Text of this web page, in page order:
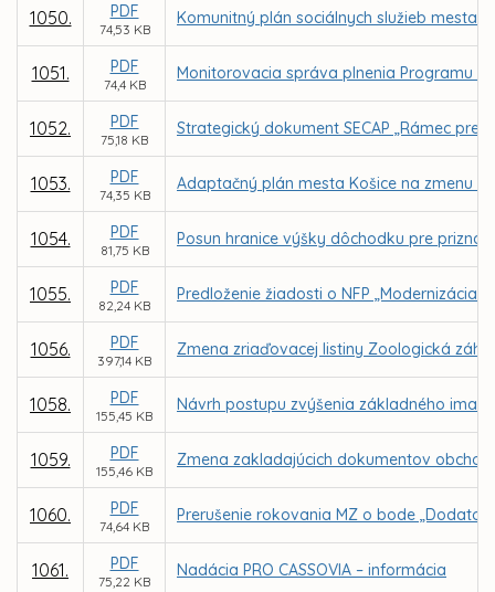
1050. PDF
74,53 KB
Komunitný plán sociálnych služieb mesta
1051. PDF
74,4 KB
Monitorovacia správa plnenia Programu
1052. PDF
75,18 KB
Strategický dokument SECAP „Rámec
1053. PDF
74,35 KB
Adaptačný plán mesta Košice na zmenu
1054. PDF
81,75 KB
Posun hranice výšky dôchodku pre
1055. PDF
82,24 KB
Predloženie žiadosti o NFP
1056. PDF
397,14 KB
Zmena zriaďovacej listiny Zoologická
1058. PDF
155,45 KB
Návrh postupu zvýšenia základného
1059. PDF
155,46 KB
Zmena zakladajúcich dokumentov
1060. PDF
74,64 KB
Prerušenie rokovania MZ o bode
1061. PDF
75,22 KB
Nadácia PRO CASSOVIA – informácia